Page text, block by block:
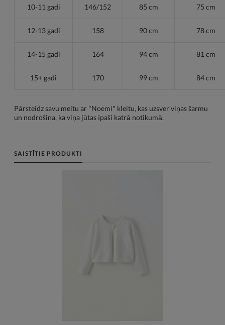
10-11 gadi 146/152 85 cm 75 cm
12-13 gadi 158 90 cm 78 cm
14-15 gadi 164 94 cm 81 cm
15+ gadi 170 99 cm 84 cm
Pārsteidz savu meitu ar "Noemi" kleitu, kas uzsver viņas šarmu
un nodrošina, ka viņa jūtas īpaši katrā notikumā.
SAISTĪTIE PRODUKTI